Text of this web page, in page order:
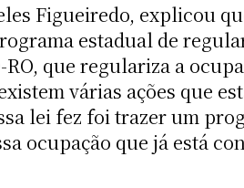
Figueiredo, explicou
estadual de
que regulariza a
várias ações que
lei fez foi trazer um
ocupação que já está